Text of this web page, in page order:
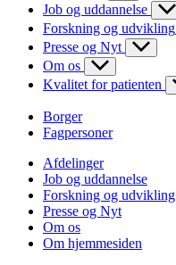
Job og uddannelse
Forskning og udvikling
Presse og Nyt
Om os
Kvalitet for patienten
Borger
Fagpersoner
Afdelinger
Job og uddannelse
Forskning og udvikling
Presse og Nyt
Om os
Om hjemmesiden